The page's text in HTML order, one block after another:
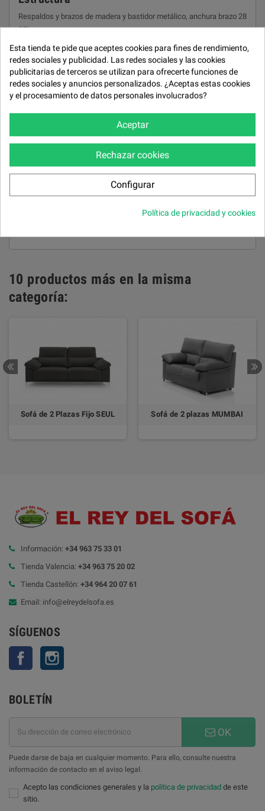
Respaldos y brazos de madera y bastidor metálico, anchura brazo 28
cm.
Recubrimiento
Espuma de poliuretano de 1,5 cm.
Almohadones asiento
Asiento hr 30 kg. Parte superior doble, cojin 60 % viscoelástica y 40
% fibra.
Almohadones respaldo
Fibra de alta resistenia "ortifibre". Cojines de decoración en Tela
Respaldos reclinable
Cabezal metálico, altura cabezal abatido 70 cm.
10 productos más en la misma
categoría:
Sofá de 2 Plazas Fijo SEUL Sofá de 2 plazas MUMBAI
Información: +34 963 75 33 01
Tienda Valencia: +34 963 75 20 02
Tienda Castellón: +34 964 20 07 61
Email: info@elreydelsofa.es
SÍGUENOS
Facebook
BOLETÍN
OK
Puede darse de baja en cualquier momento. Para ello, consulte nuestra
información de contacto en el aviso legal.
Acepto las condiciones generales y la política de privacidad de este
sitio.
Esta tienda te pide que aceptes cookies para fines de rendimiento,
redes sociales y publicidad. Las redes sociales y las cookies
publicitarias de terceros se utilizan para ofrecerte funciones de
redes sociales y anuncios personalizados. ¿Aceptas estas cookies
y el procesamiento de datos personales involucrados?
Aceptar
Rechazar cookies
Configurar
Política de privacidad y cookies